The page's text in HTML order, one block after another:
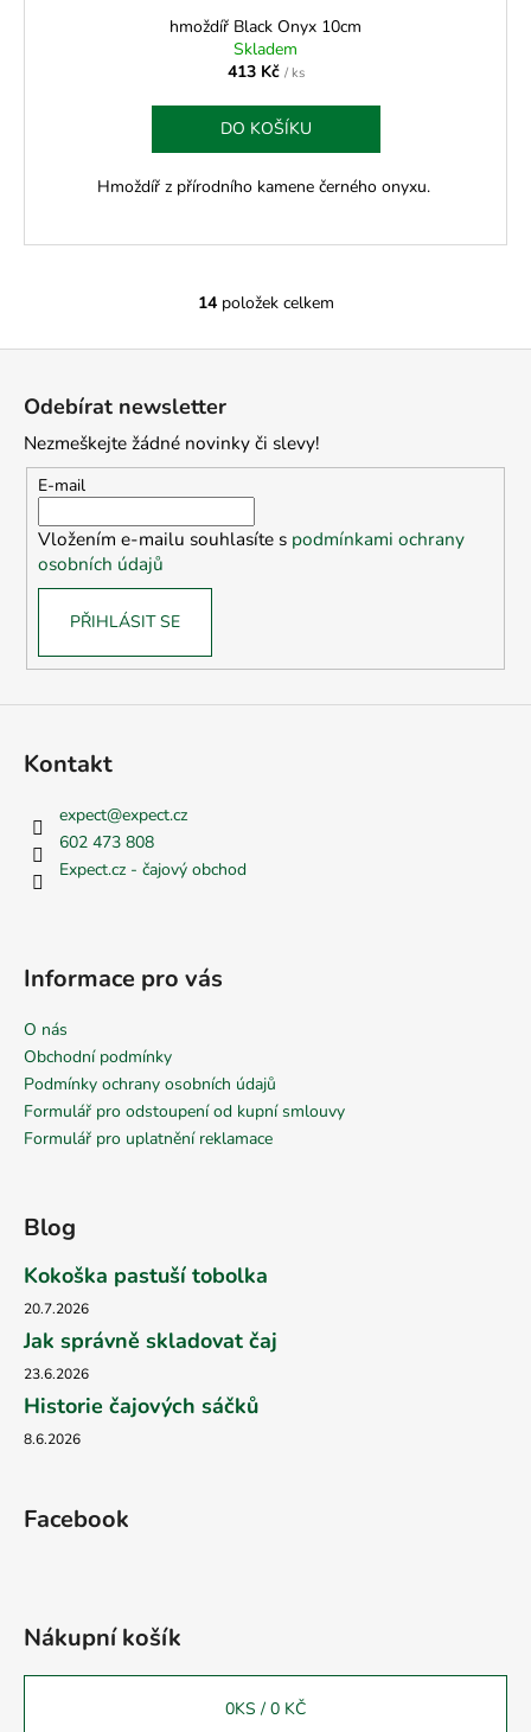
hmoždíř Black Onyx 10cm
Skladem
413 Kč / ks
DO KOŠÍKU
Hmoždíř z přírodního kamene černého onyxu.
O
a
c
r
ý
p
14položek celkem
Odebírat newsletter
Nezmeškejte žádné novinky či slevy!
E-mail
Vložením e-mailu souhlasíte s podmínkami ochrany
osobních údajů
PŘIHLÁSIT SE
Kontakt
expect@expect.cz
602 473 808
Expect.cz - čajový obchod
Informace pro vás
O nás
Obchodní podmínky
Podmínky ochrany osobních údajů
Formulář pro odstoupení od kupní smlouvy
Formulář pro uplatnění reklamace
Blog
Kokoška pastuší tobolka
20.7.2026
Jak správně skladovat čaj
23.6.2026
Historie čajových sáčků
8.6.2026
Facebook
Nákupní košík
0KS / 0 KČ